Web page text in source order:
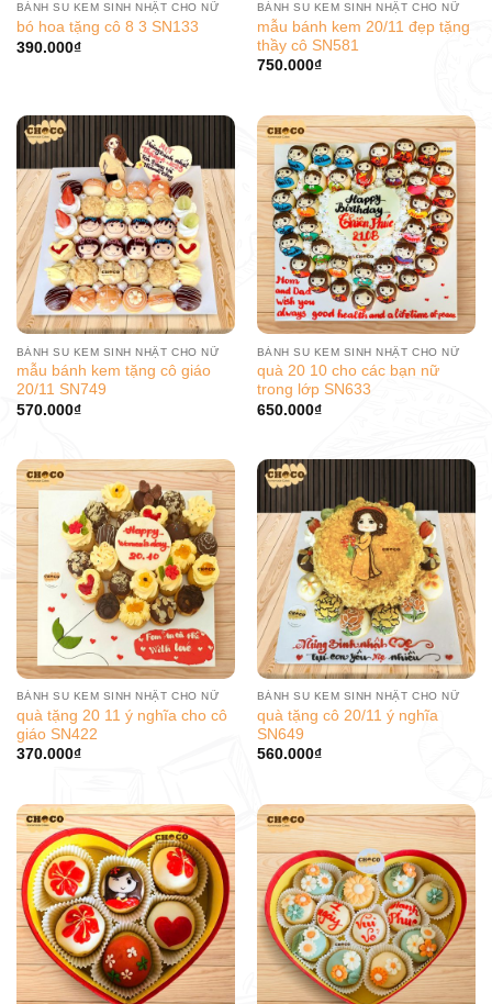
BÁNH SU KEM SINH NHẬT CHO NỮ
bó hoa tặng cô 8 3 SN133
390.000₫
BÁNH SU KEM SINH NHẬT CHO NỮ
mẫu bánh kem 20/11 đẹp tặng
thầy cô SN581
750.000₫
BÁNH SU KEM SINH NHẬT CHO NỮ
mẫu bánh kem tặng cô giáo
20/11 SN749
570.000₫
BÁNH SU KEM SINH NHẬT CHO NỮ
quà 20 10 cho các bạn nữ
trong lớp SN633
650.000₫
BÁNH SU KEM SINH NHẬT CHO NỮ
quà tặng 20 11 ý nghĩa cho cô
giáo SN422
370.000₫
BÁNH SU KEM SINH NHẬT CHO NỮ
quà tặng cô 20/11 ý nghĩa
SN649
560.000₫